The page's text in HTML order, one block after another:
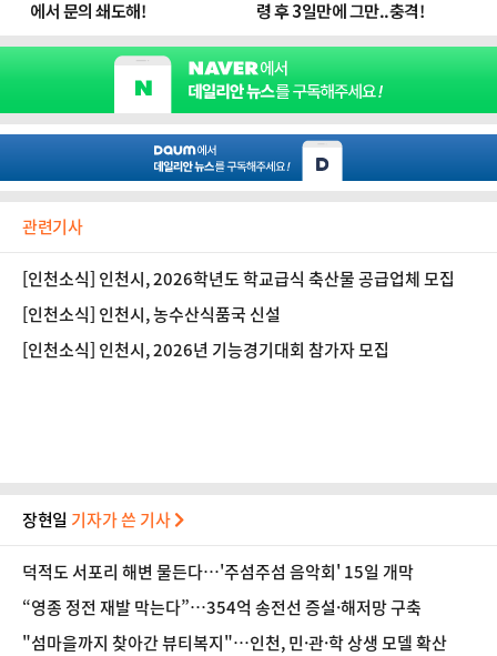
관련기사
[인천소식] 인천시, 2026학년도 학교급식 축산물 공급업체 모집
[인천소식] 인천시, 농수산식품국 신설
[인천소식] 인천시, 2026년 기능경기대회 참가자 모집
장현일 기자가 쓴 기사
덕적도 서포리 해변 물든다…'주섬주섬 음악회' 15일 개막
“영종 정전 재발 막는다”…354억 송전선 증설·해저망 구축
"섬마을까지 찾아간 뷰티복지"…인천, 민·관·학 상생 모델 확산